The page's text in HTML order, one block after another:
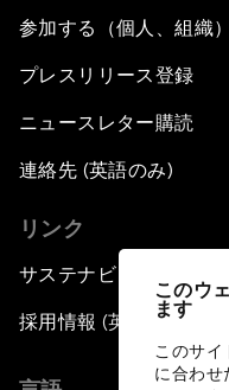
このウ
ます
このサ
に合わせ
参加する（個人、組織）
プレスリリース登録
ニュースレター購読
連絡先 (英語のみ)
リンク
サステナビリティへの取
採用情報 (英語のみ)